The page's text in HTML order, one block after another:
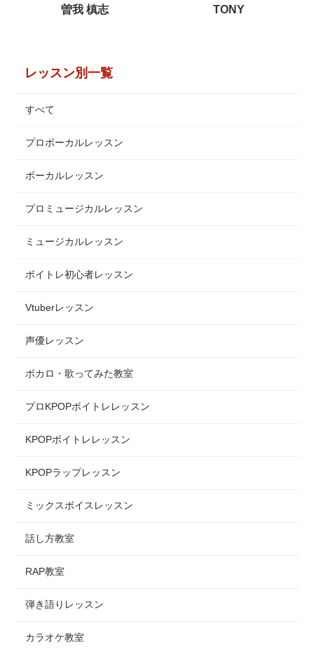
曽我 槙志 TONY
レッスン別一覧
すべて
プロボーカルレッスン
ボーカルレッスン
プロミュージカルレッスン
ミュージカルレッスン
ボイトレ初心者レッスン
Vtuberレッスン
声優レッスン
ボカロ・歌ってみた教室
プロKPOPボイトレレッスン
KPOPボイトレレッスン
KPOPラップレッスン
ミックスボイスレッスン
話し方教室
RAP教室
弾き語りレッスン
カラオケ教室